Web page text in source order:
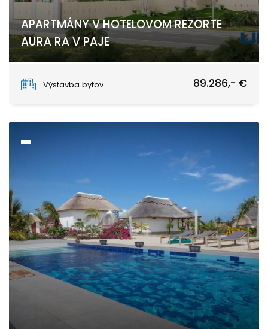
APARTMÁNY V HOTELOVOM REZORTE
AURA RA V PAJE
Výstavba bytov
89.286,- €